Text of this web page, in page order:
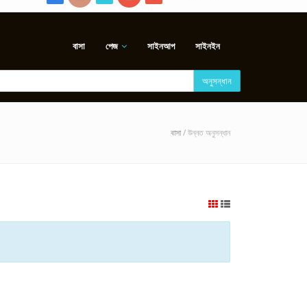
বাসা পেজ সাইনআপ সাইনইন
অনুসন্ধান
বাসা/ উন্নত অনুসন্ধান